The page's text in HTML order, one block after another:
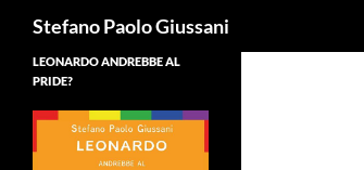
Stefano Paolo Giussani
LEONARDO ANDREBBE AL
PRIDE?